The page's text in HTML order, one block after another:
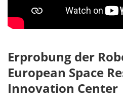
Erprobung der
European Space
Innovation Center